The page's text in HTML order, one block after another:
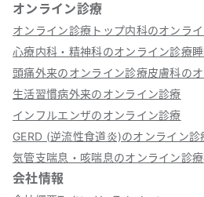
オンライン診療
オンライン診療トップ内科のオンラ
心療内科・精神科のオンライン診療
頭痛外来のオンライン診療皮膚科の
生活習慣病外来のオンライン診療
インフルエンザのオンライン診療
GERD (逆流性食道炎)のオンライン診
気管支喘息・咳喘息のオンライン診療
会社情報